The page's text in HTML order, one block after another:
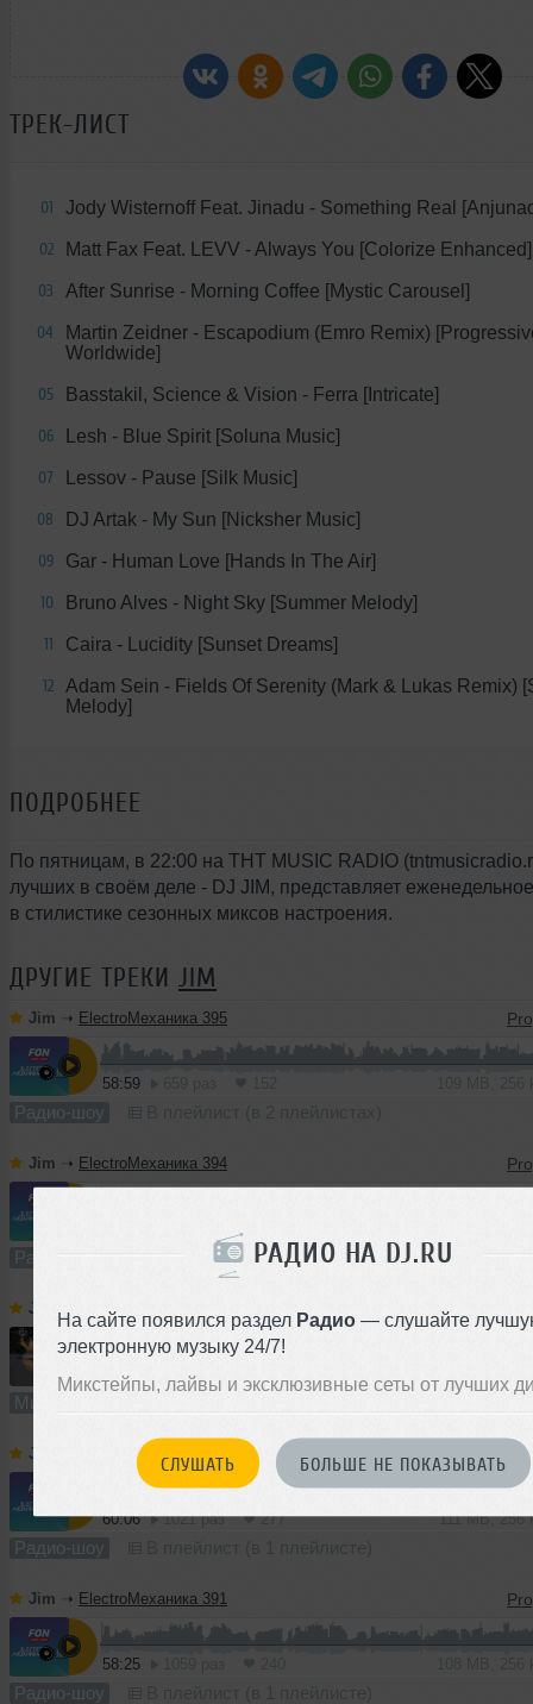
РАДИО НА DJ.RU
На сайте появился раздел Радио — слушайте
электронную музыку 24/7!
Микстейпы, лайвы и эксклюзивные сеты от лучших
СЛУШАТЬ БОЛЬШЕ НЕ ПОКАЗЫВАТЬ
ТРЕК-ЛИСТ
01 Jody Wisternoff Feat. Jinadu - Something Real
02 Matt Fax Feat. LEVV - Always You [Colorize Enhanced]
03 After Sunrise - Morning Coffee [Mystic Carousel]
04
Martin Zeidner - Escapodium (Emro Remix)
Worldwide]
05 Basstakil, Science & Vision - Ferra [Intricate]
06 Lesh - Blue Spirit [Soluna Music]
07 Lessov - Pause [Silk Music]
08 DJ Artak - My Sun [Nicksher Music]
09 Gar - Human Love [Hands In The Air]
10 Bruno Alves - Night Sky [Summer Melody]
11 Caira - Lucidity [Sunset Dreams]
12
Adam Sein - Fields Of Serenity (Mark & Lukas Remix)
Melody]
ПОДРОБНЕЕ
По пятницам, в 22:00 на THT MUSIC RADIO
лучших в своём деле - DJ JIM, представляет
в стилистике сезонных миксов настроения.
ДРУГИЕ ТРЕКИ JIM
Jim ➝ ElectroМеханика 395
58:59
Радио-шоу
Jim ➝ ElectroМеханика 394
Радио-шоу В плейлист (в 1 плейлисте)
Jim Summer Lights 2026
64:10 2561 раз
Микс
Jim ElectroМеханика 392
60:06 1021 раз 277 111 MB, 256
Радио-шоу
Jim ➝ ElectroМеханика 391
58:25
Радио-шоу